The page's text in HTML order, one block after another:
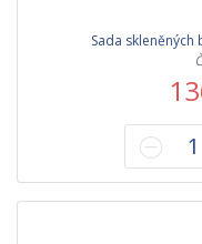
Sada skleněných